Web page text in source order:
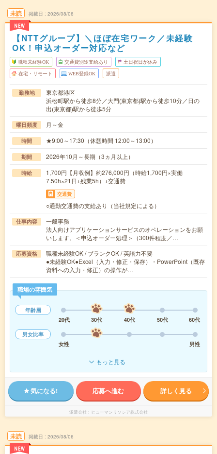
未読
NEW
掲載日 2026/08/06
【NTTグループ】＼ほぼ在宅ワーク／未経験
OK！申込オーダー対応など
職種未経験OK 交通費別途支給あり 土日祝日が休み
在宅・リモート WEB登録OK 派遣
勤務地
東京都港区
浜松町駅から徒歩8分／大門(東京都)駅から徒歩10分／日の
出(東京都)駅から徒歩5分
曜日頻度 月～金
時間 ★9:00～17:30（休憩時間 12:00～13:00）
期間 2026年10月～長期（3ヵ月以上）
時給
1,700円【月収例】約276,000円（時給1,700円×実働
7.50h×21日+残業5h）+交通費
交通費
○通勤交通費の支給あり（当社規定による）
仕事内容
一般事務
法人向けアプリケーションサービスのオペレーションをお願
いします。＜申込オーダー処理＞（300件程度／…
応募資格
職種未経験OK / ブランクOK / 英語力不要
●未経験OK●Excel（入力・修正・保存）・PowerPoint（既存
資料への入力・修正）の操作が…
職場の雰囲気
年齢層
20代
30代 40代 50代
60代
男女比率
女性
男性
もっと見る
気になる! 応募へ進む 詳しく見る
派遣会社 ヒューマンリソシア株式会社
未読
NEW
掲載日 2026/08/06